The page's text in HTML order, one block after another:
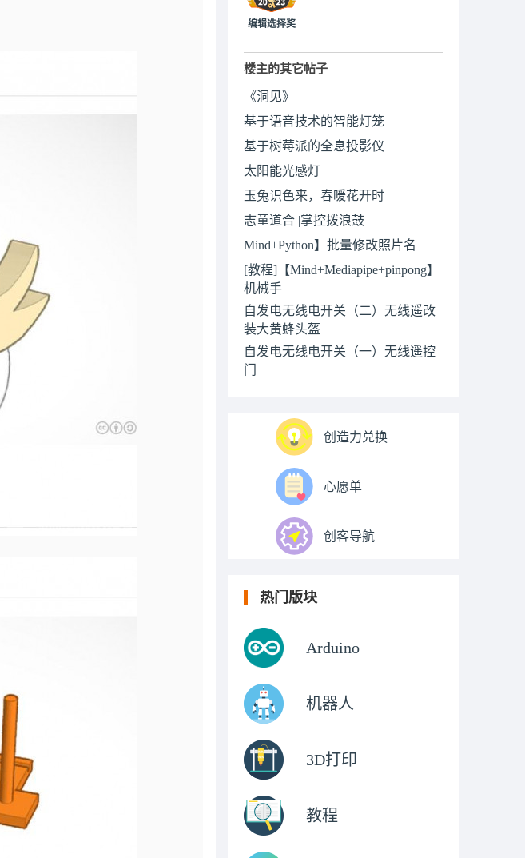
编辑选择奖
楼主的其它帖子
《洞见》
基于语音技术的智能灯笼
基于树莓派的全息投影仪
太阳能光感灯
玉兔识色来，春暖花开时
志童道合 |掌控拨浪鼓
Mind+Python】批量修改照片名
[教程]【Mind+Mediapipe+pinpong】
机械手
自发电无线电开关（二）无线遥改
装大黄蜂头盔
自发电无线电开关（一）无线遥控
门
创造力兑换
心愿单
创客导航
热门版块
Arduino
机器人
3D打印
教程